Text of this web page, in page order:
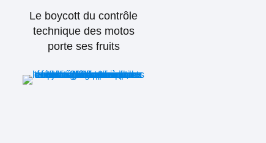
Le boycott du contrôle
technique des motos
porte ses fruits